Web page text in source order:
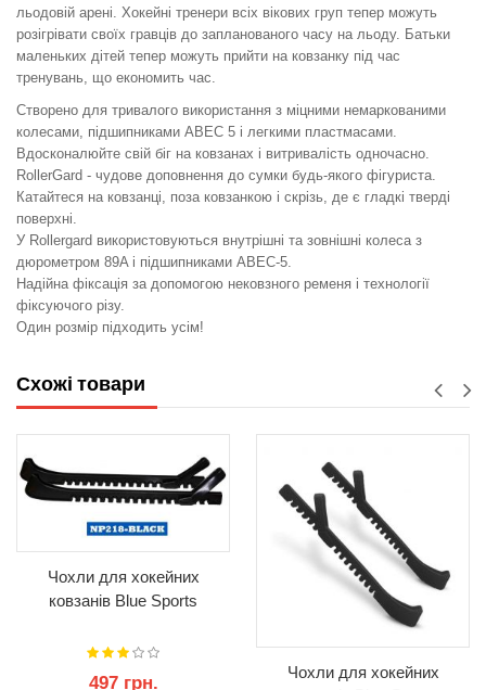
льодовій арені. Хокейні тренери всіх вікових груп тепер можуть
розігрівати своїх гравців до запланованого часу на льоду. Батьки
маленьких дітей тепер можуть прийти на ковзанку під час
тренувань, що економить час.
Створено для тривалого використання з міцними немаркованими
колесами, підшипниками ABEC 5 і легкими пластмасами.
Вдосконалюйте свій біг на ковзанах і витривалість одночасно.
RollerGard - чудове доповнення до сумки будь-якого фігуриста.
Катайтеся на ковзанці, поза ковзанкою і скрізь, де є гладкі тверді
поверхні.
У Rollergard використовуються внутрішні та зовнішні колеса з
дюрометром 89A і підшипниками ABEC-5.
Надійна фіксація за допомогою нековзного ременя і технології
фіксуючого різу.
Один розмір підходить усім!
Схожі товари
Чохли для хокейних
ковзанів Blue Sports
497 грн.
Чохли для хокейних